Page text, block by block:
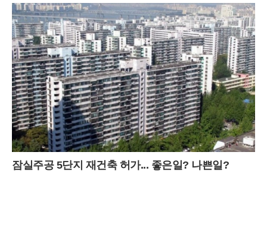
잠실주공 5단지 재건축 허가... 좋은일? 나쁜일?